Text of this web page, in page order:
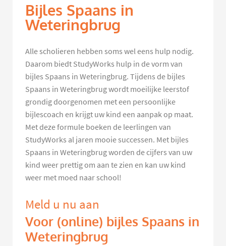
Bijles Spaans in
Weteringbrug
Alle scholieren hebben soms wel eens hulp nodig.
Daarom biedt StudyWorks hulp in de vorm van
bijles Spaans in Weteringbrug. Tijdens de bijles
Spaans in Weteringbrug wordt moeilijke leerstof
grondig doorgenomen met een persoonlijke
bijlescoach en krijgt uw kind een aanpak op maat.
Met deze formule boeken de leerlingen van
StudyWorks al jaren mooie successen. Met bijles
Spaans in Weteringbrug worden de cijfers van uw
kind weer prettig om aan te zien en kan uw kind
weer met moed naar school!
Meld u nu aan
Voor (online) bijles Spaans in
Weteringbrug